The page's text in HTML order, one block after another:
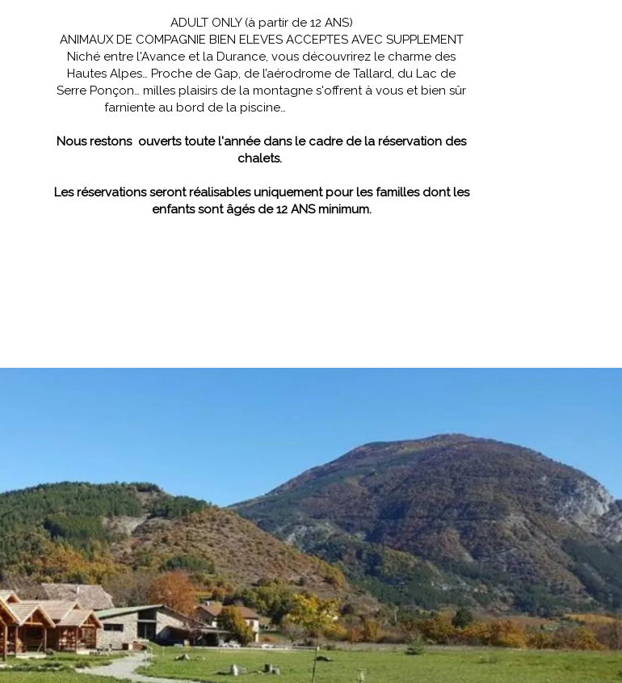
ADULT ONLY (à partir de 12 ANS)
ANIMAUX DE COMPAGNIE BIEN ELEVES ACCEPTES AVEC SUPPLEMENT
Niché entre l'Avance et la Durance, vous découvrirez le charme des
Hautes Alpes… Proche de Gap, de l’aérodrome de Tallard, du Lac de
Serre Ponçon… milles plaisirs de la montagne s'offrent à vous et bien sûr
farniente au bord de la piscine…
Nous restons ouverts toute l'année dans le cadre de la réservation des
chalets.
Les réservations seront réalisables uniquement pour les familles dont les
enfants sont âgés de 12 ANS minimum.